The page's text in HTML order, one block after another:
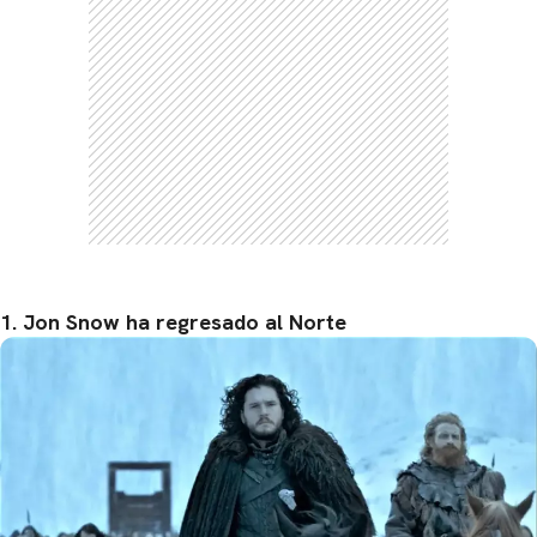
1. Jon Snow ha regresado al Norte